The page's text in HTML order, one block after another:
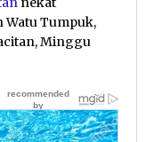
Watu Tumpuk,
Minggu